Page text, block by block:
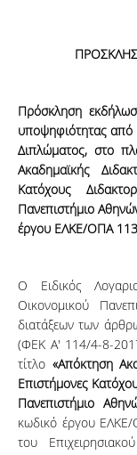
Πρόσκληση
υποψηφιότητας από
Διπλώματος, στο
Ακαδημαϊκής
Κατόχους
Πανεπιστήμιο
έργου ΕΛΚΕ/ΟΠΑ
Ο Ειδικός
Οικονομικού
διατάξεων των
(ΦΕΚ Α' 114/4-8-
τίτλο «Απόκτηση
Επιστήμονες
Πανεπιστήμιο
κωδικό έργου
του